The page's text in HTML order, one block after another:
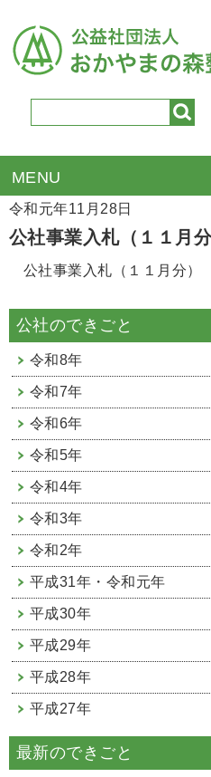
TOP>公社行事
令和元年11月28日
公社事業入札（１１月分
公社事業入札（１１月分）
公社のできごと
令和8年
令和7年
令和6年
令和5年
令和4年
令和3年
令和2年
平成31年・令和元年
平成30年
平成29年
平成28年
平成27年
最新のできごと